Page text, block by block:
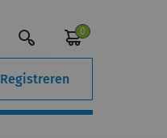
0
Registreren